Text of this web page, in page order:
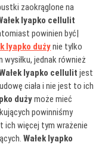
zaokrąglone na
lyapko cellulit
powinien być|
lyapko dużynie tylko
jednak również
lyapko cellulit jest
ciała i nie jest to ich
dużymoże mieć
powinniśmy
ich więcej tym wrażenie
Wałek lyapko